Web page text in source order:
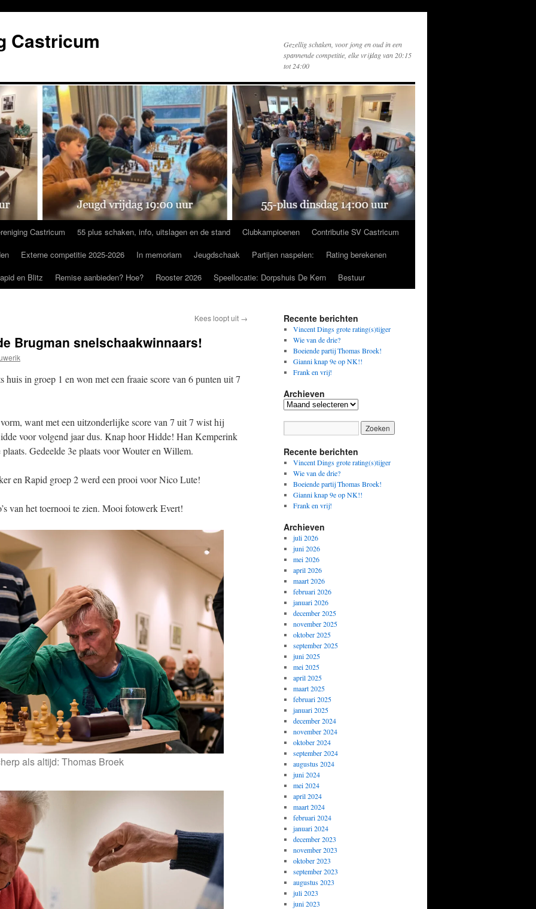
Castricum
Gezellig schaken, voor jong en oud in een
spannende competitie, elke vrijdag van 20:15
tot 24:00
Castricum 55 plus schaken, info, uitslagen en de stand Clubkampioenen
Contributie SV Castricum
Externe competitie 2025-2026 In memoriam Jeugdschaak Partijen naspelen:
Rating berekenen
en Blitz
Remise aanbieden? Hoe? Rooster 2026 Speellocatie: Dorpshuis De Kern Bestuur
Kees loopt uit →
Brugman snelschaakwinnaars!
in groep 1 en won met een fraaie score van 6 punten uit 7
want met een uitzonderlijke score van 7 uit 7 wist hij
voor volgend jaar dus. Knap hoor Hidde! Han Kemperink
Gedeelde 3e plaats voor Wouter en Willem.
en Rapid groep 2 werd een prooi voor Nico Lute!
van het toernooi te zien. Mooi fotowerk Evert!
als altijd: Thomas Broek
Recente berichten
Vincent Dings grote rating(s)tijger
Wie van de drie?
Boeiende partij Thomas Broek!
Gianni knap 9e op NK!!
Frank en vrij!
Archieven
Archieven
Recente berichten
Vincent Dings grote rating(s)tijger
Wie van de drie?
Boeiende partij Thomas Broek!
Gianni knap 9e op NK!!
Frank en vrij!
Archieven
juli 2026
juni 2026
mei 2026
april 2026
maart 2026
februari 2026
januari 2026
december 2025
november 2025
oktober 2025
september 2025
juni 2025
mei 2025
april 2025
maart 2025
februari 2025
januari 2025
december 2024
november 2024
oktober 2024
september 2024
augustus 2024
juni 2024
mei 2024
april 2024
maart 2024
februari 2024
januari 2024
december 2023
november 2023
oktober 2023
september 2023
augustus 2023
juli 2023
juni 2023